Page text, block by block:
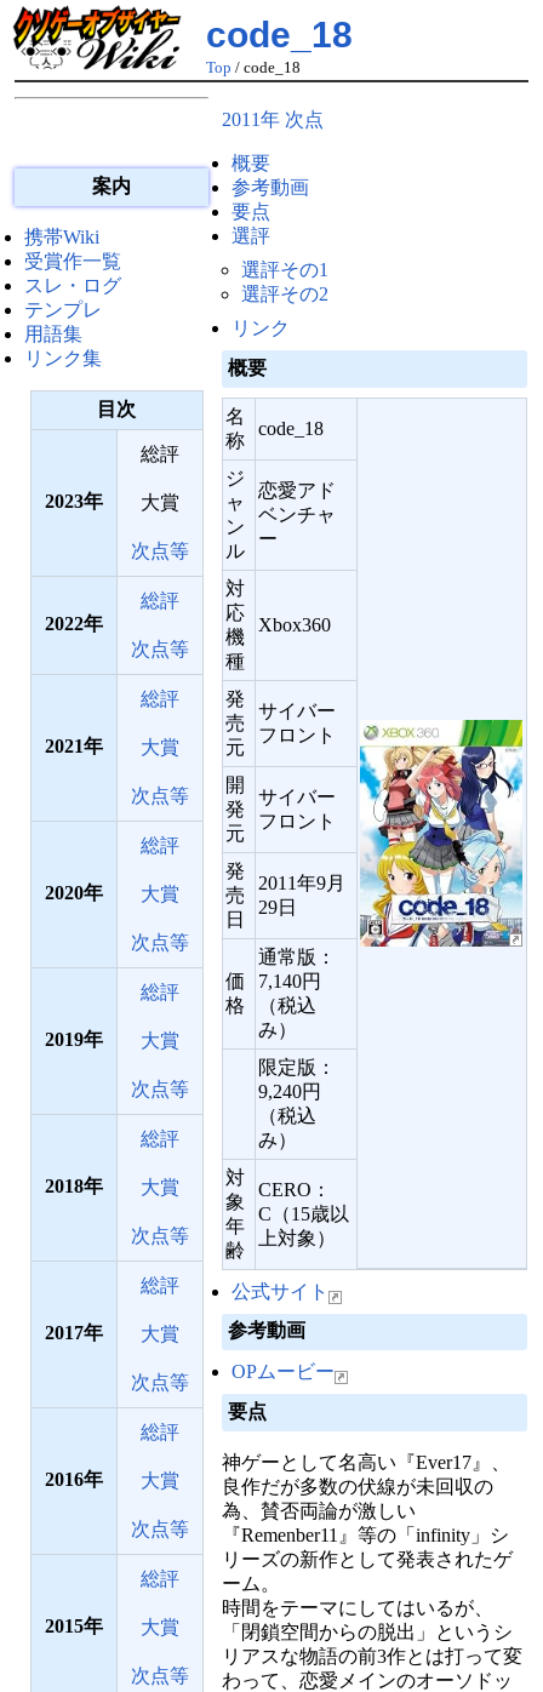
code_18
Top / code_18
案内
携帯Wiki
受賞作一覧
スレ・ログ
テンプレ
用語集
リンク集
目次
2023
総評
大賞
次点等
2022
総評
次点等
2021
総評
大賞
次点等
2020
総評
大賞
次点等
2019
総評
大賞
次点等
2018
総評
大賞
次点等
2017
総評
大賞
次点等
2016
総評
大賞
次点等
2015
総評
大賞
次点等
2011年 次点
概要
参考動画
要点
選評
選評その1
選評その2
リンク
概要
名
称
code_18
ジ
ャ
ン
ル
恋愛アド
ベンチャ
ー
対
応
機
種
Xbox360
発
売
元
サイバー
フロント
開
発
元
サイバー
フロント
発
売
日
2011年9月
29日
価
格
通常版：
7,140円
（税込
み）
限定版：
9,240円
（税込
み）
対
象
年
齢
CERO：
C（15歳以
上対象）
公式サイト
参考動画
OPムービー
要点
神ゲーとして名高い『Ever17』、
良作だが多数の伏線が未回収の
為、賛否両論が激しい
『Remenber11』等の「infinity」シ
リーズの新作として発表されたゲ
ーム。
時間をテーマにしてはいるが、
「閉鎖空間からの脱出」というシ
リアスな物語の前3作とは打って変
わって、恋愛メインのオーソドッ